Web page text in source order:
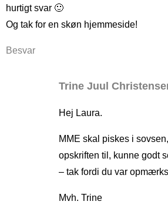
hurtigt svar 🙂
Og tak for en skøn hjemmeside!
Besvar
Trine Juul
Hej Laura.
MME skal piskes i
opskriften til, kunne godt
– tak fordi du var
Mvh. Trine